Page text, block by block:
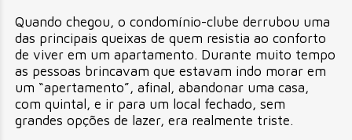
Quando chegou, o condomínio-clube derrubou uma
das principais queixas de quem resistia ao conforto
de viver em um apartamento. Durante muito tempo
as pessoas brincavam que estavam indo morar em
um “apertamento”, afinal, abandonar uma casa,
com quintal, e ir para um local fechado, sem
grandes opções de lazer, era realmente triste.